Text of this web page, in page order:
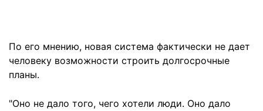
По его мнению, новая система фактически не дает
человеку возможности строить долгосрочные
планы.
"Оно не дало того, чего хотели люди. Оно дало